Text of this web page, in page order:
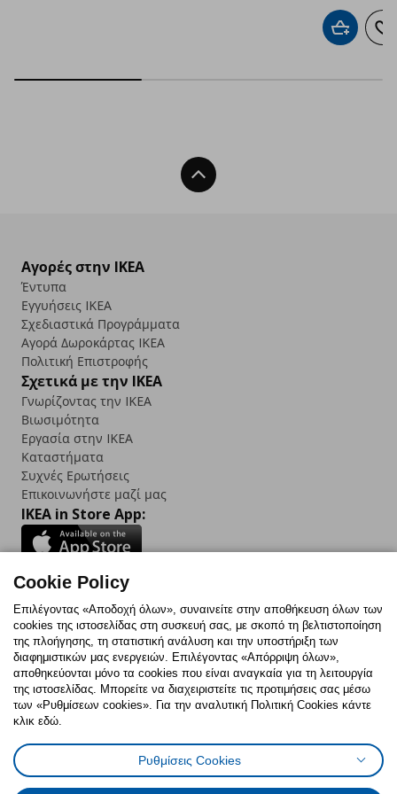
Προσθήκη
Back To Top
Αγορές στην IKEA
Έντυπα
Εγγυήσεις IKEA
Σχεδιαστικά Προγράμματα
Αγορά Δωρoκάρτας IKEA
Πολιτική Επιστροφής
Σχετικά με την IKEA
Γνωρίζοντας την IKEA
Βιωσιμότητα
Εργασία στην IKEA
Καταστήματα
Συχνές Ερωτήσεις
Επικοινωνήστε μαζί μας
IKEA in Store App:
Follow us:
FacebookInstagram
TikTokYoutubePinterestTwitter
Πολιτική CookiesΔήλωση ψηφιακής προσβασιμότητας
Ρυθμίσεις cookiesΌροι Χρήσης
Γενική Πολιτική Προσωπικών Δεδομένων
Cookie Policy
Επιλέγοντας «Αποδοχή όλων», συναινείτε στην αποθήκευση όλων των
cookies της ιστοσελίδας στη συσκευή σας, με σκοπό τη βελτιστοποίηση
της πλοήγησης, τη στατιστική ανάλυση και την υποστήριξη των
διαφημιστικών μας ενεργειών. Επιλέγοντας «Απόρριψη όλων»,
αποθηκεύονται μόνο τα cookies που είναι αναγκαία για τη λειτουργία
της ιστοσελίδας. Μπορείτε να διαχειριστείτε τις προτιμήσεις σας μέσω
των «Ρυθμίσεων cookies». Για την αναλυτική Πολιτική Cookies κάντε
κλικ εδώ.
Ρυθμίσεις Cookies